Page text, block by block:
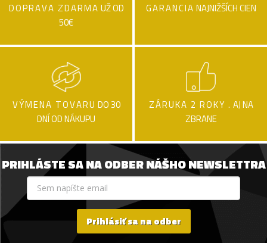
DOPRAVA ZDARMA UŽ OD
50€
GARANCIA NAJNIŽŠÍCH CIEN
VÝMENA TOVARU DO 30
DNÍ OD NÁKUPU
ZÁRUKA 2 ROKY . AJ NA
ZBRANE
PRIHLÁSTE SA NA ODBER NÁŠHO NEWSLETTRA
Prihlásiť sa na odber